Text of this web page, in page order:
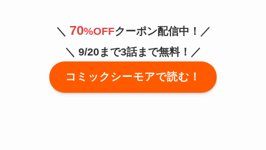
＼ 70%OFFクーポン配信中！／
＼ 9/20まで3話まで無料！／
コミックシーモアで読む！